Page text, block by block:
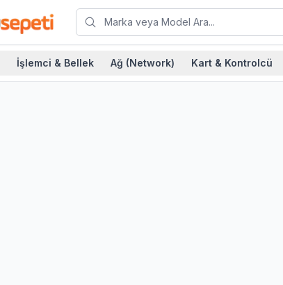
İşlemci & Bellek Ağ (Network) Kart & Kontrolcü